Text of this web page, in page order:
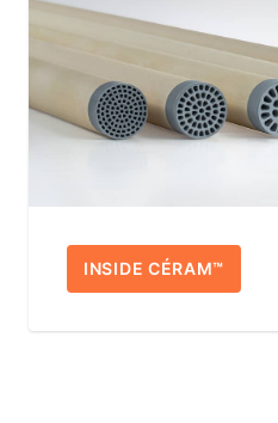
INSIDE CÉRAM™